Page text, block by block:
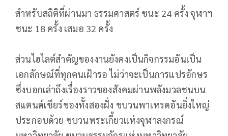
สำหรับสถิติที่ผ่านมา ธรรมศาสตร์ ชนะ 24 ครั้ง จุฬาฯ
ชนะ 18 ครั้ง เสมอ 32 ครั้ง
ส่วนไฮไลต์สำคัญของงานยังคงเป็นกิจกรรมอันเป็น
เอกลักษณ์ที่ทุกคนเฝ้ารอ ไม่ว่าจะเป็นการแปรอักษร
ซึ่งบอกเล่าถึงเรื่องราวของสังคมผ่านพลังมวลชนบน
สแตนด์เชียร์ของทั้งสองฝั่ง ขบวนพาเหรดอันยิ่งใหญ่
ประกอบด้วย ขบวนพระเกี้ยวแห่งจุฬาลงกรณ์